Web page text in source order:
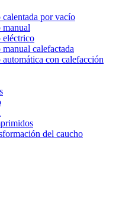
calentada por vacío
manual
eléctrico
calefactada
con calefacción
del caucho